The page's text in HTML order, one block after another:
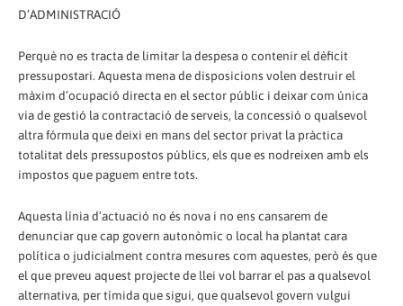
D’ADMINISTRACIÓ
Perquè no es tracta de limitar la despesa o contenir el dèficit
pressupostari. Aquesta mena de disposicions volen destruir el
màxim d’ocupació directa en el sector públic i deixar com única
via de gestió la contractació de serveis, la concessió o qualsevol
altra fórmula que deixi en mans del sector privat la pràctica
totalitat dels pressupostos públics, els que es nodreixen amb els
impostos que paguem entre tots.
Aquesta línia d’actuació no és nova i no ens cansarem de
denunciar que cap govern autonòmic o local ha plantat cara
política o judicialment contra mesures com aquestes, però és que
el que preveu aquest projecte de llei vol barrar el pas a qualsevol
alternativa, per tímida que sigui, que qualsevol govern vulgui